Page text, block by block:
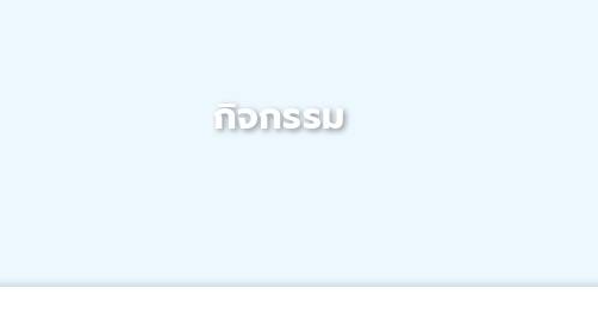
กิจกรรม